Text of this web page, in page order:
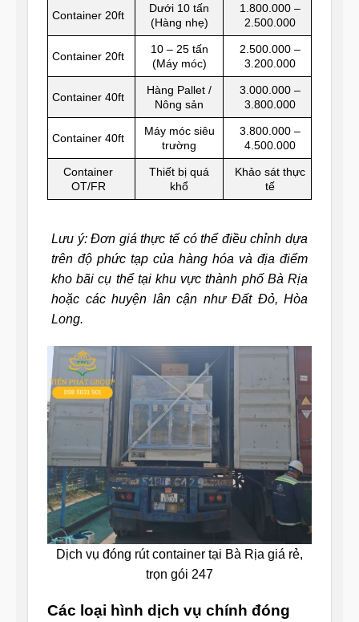
Container 20ft
Dưới 10 tấn
(Hàng nhẹ)
1.800.000 –
2.500.000
Container 20ft
10 – 25 tấn
(Máy móc)
2.500.000 –
3.200.000
Container 40ft
Hàng Pallet /
Nông sản
3.000.000 –
3.800.000
Container 40ft
Máy móc siêu
trường
3.800.000 –
4.500.000
Container
OT/FR
Thiết bị quá
khổ
Khảo sát thực
tế
Lưu ý: Đơn giá thực tế có thể điều chỉnh dựa
trên độ phức tạp của hàng hóa và địa điểm
kho bãi cụ thể tại khu vực thành phố Bà Rịa
hoặc các huyện lân cận như Đất Đỏ, Hòa
Long.
Dịch vụ đóng rút container tại Bà Rịa giá rẻ,
trọn gói 247
Các loại hình dịch vụ chính đóng